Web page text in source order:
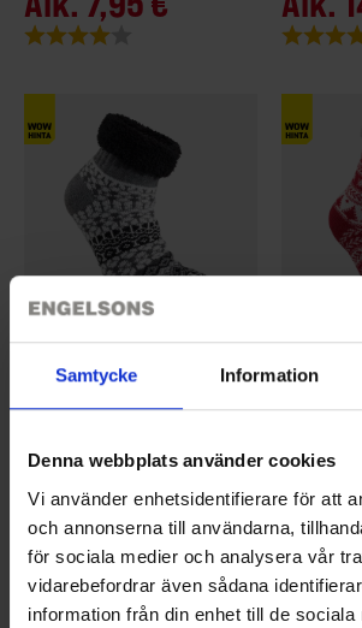
Samtycke Information
Denna webbplats använder cookies
Vi använder enhetsidentifierare för att
och annonserna till användarna,
för sociala medier och analysera vår
vidarebefordrar även sådana
information från din enhet till de sociala
Arvio: Arvio:
Tallåsen Naisten Kotisukat
EP-Collection
5041
Alk.4,95 €
EP-Collection
Alk.